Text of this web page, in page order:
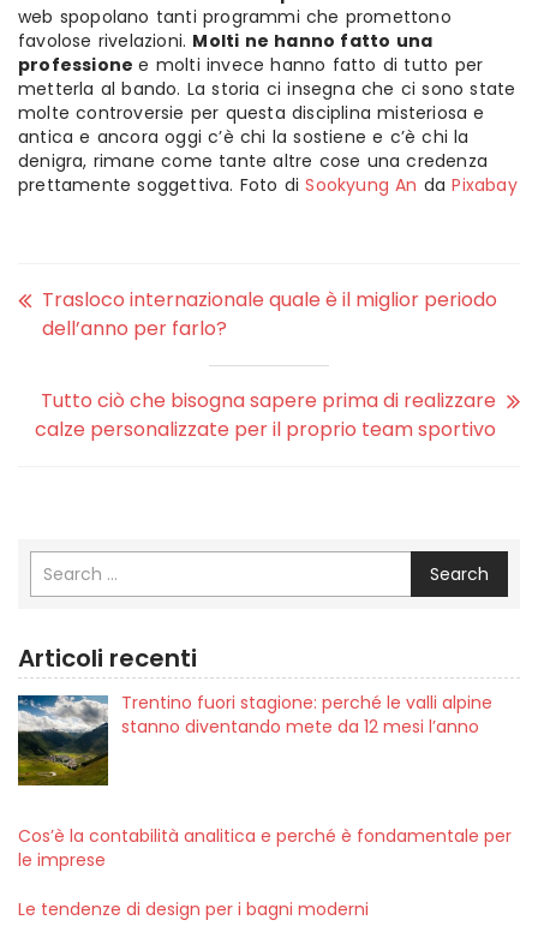
web spopolano tanti programmi che promettono
favolose rivelazioni. Molti ne hanno fatto una
professionee molti invece hanno fatto di tutto per
metterla al bando. La storia ci insegna che ci sono state
molte controversie per questa disciplina misteriosa e
antica e ancora oggi c’è chi la sostiene e c’è chi la
denigra, rimane come tante altre cose una credenza
prettamente soggettiva. Foto diSookyung An daPixabay
Trasloco internazionale quale è il miglior periodo
dell’anno per farlo?
Tutto ciò che bisogna sapere prima di realizzare
calze personalizzate per il proprio team sportivo
Search
Articoli recenti
Trentino fuori stagione: perché le valli alpine
stanno diventando mete da 12 mesi l’anno
Cos’è la contabilità analitica e perché è fondamentale per
le imprese
Le tendenze di design per i bagni moderni